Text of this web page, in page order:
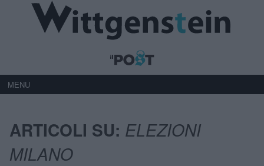
MENU
ARTICOLI SU: ELEZIONI
MILANO